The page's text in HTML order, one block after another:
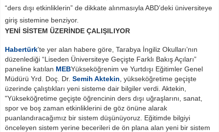
“ders dışı etkinliklerin” de dikkate alınmasıyla ABD’deki üniversiteye
giriş sistemine benziyor.
YENİ SİSTEM ÜZERİNDE ÇALIŞILIYOR
Habertürk'te yer alan habere göre, Tarabya İngiliz Okulları’nın
düzenlediği “Liseden Üniversiteye Geçişte Farklı Bakış Açıları”
paneline katılan MEBYükseköğrenim ve Yurtdışı Eğitimler Genel
Müdürü Yrd. Doç. Dr. Semih Aktekin , yükseköğretime geçişte
üzerinde çalıştıkları yeni sisteme dair bilgiler verdi. Aktekin,
"Yükseköğretime geçişte öğrencinin ders dışı uğraşlarını, sanat,
spor ve boş zaman etkinliklerini de göz önüne alarak
puanlandıracağımız bir sistem düşünüyoruz. Eğitimde bilgiyi
önceleyen sistem yerine becerileri de ön plana alan yeni bir sistem